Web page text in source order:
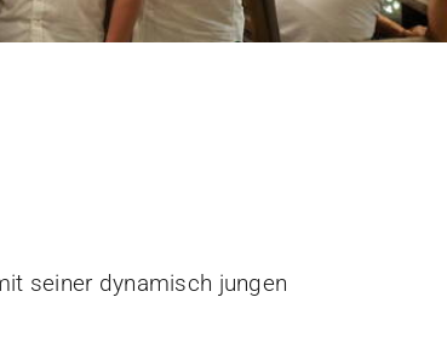
seiner dynamisch jungen